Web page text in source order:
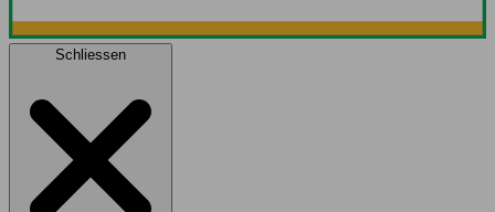
Schliessen